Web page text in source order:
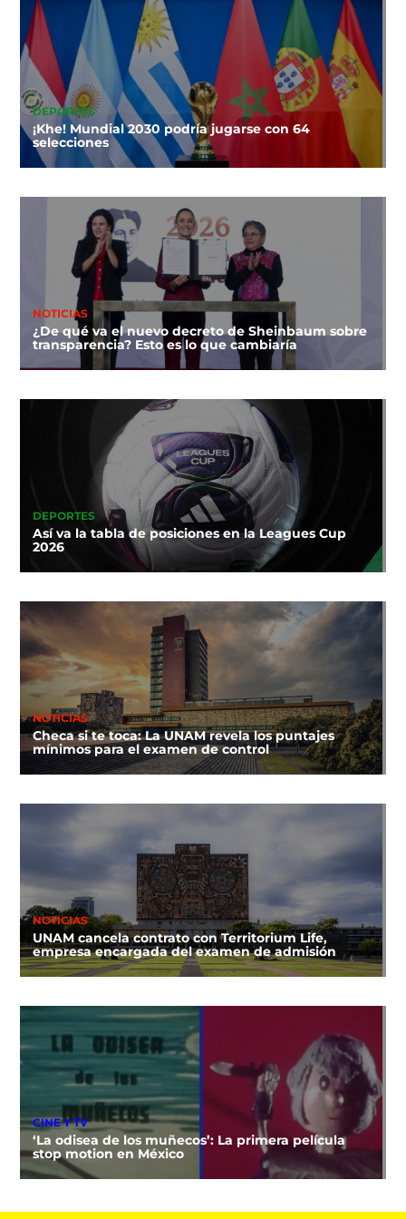
DEPORTES
¡Khe! Mundial 2030 podría jugarse con 64
selecciones
NOTICIAS
¿De qué va el nuevo decreto de Sheinbaum sobre
transparencia? Esto es lo que cambiaría
DEPORTES
Así va la tabla de posiciones en la Leagues Cup
2026
NOTICIAS
Checa si te toca: La UNAM revela los puntajes
mínimos para el examen de control
NOTICIAS
UNAM cancela contrato con Territorium Life,
empresa encargada del examen de admisión
CINE Y TV
‘La odisea de los muñecos’: La primera película
stop motion en México